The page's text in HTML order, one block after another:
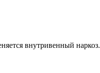
внутривенный наркоз.